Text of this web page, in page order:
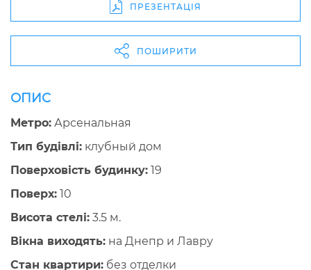
ПРЕЗЕНТАЦІЯ
ПОШИРИТИ
ОПИС
Метро: Арсенальная
Тип будівлі: клубный дом
Поверховість будинку: 19
Поверх: 10
Висота стелі: 3.5 м.
Вікна виходять: на Днепр и Лавру
Стан квартири: без отделки